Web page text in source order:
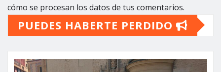
cómo se procesan los datos de tus comentarios.
PUEDES HABERTE PERDIDO